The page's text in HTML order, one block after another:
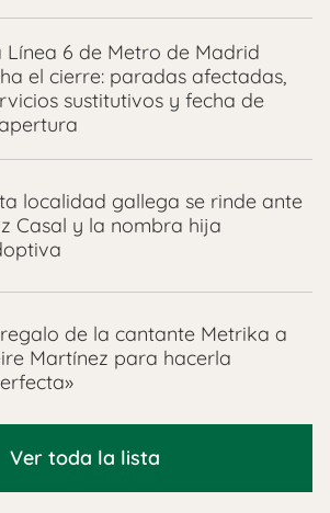
Línea 6 de Metro de Madrid
el cierre: paradas afectadas,
sustitutivos y fecha de
localidad gallega se rinde ante
Casal y la nombra hija
de la cantante Metrika a
Martínez para hacerla
Ver toda la lista